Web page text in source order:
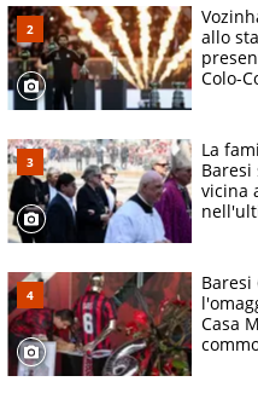
allo
Colo-
La
vicina
Baresi
Casa